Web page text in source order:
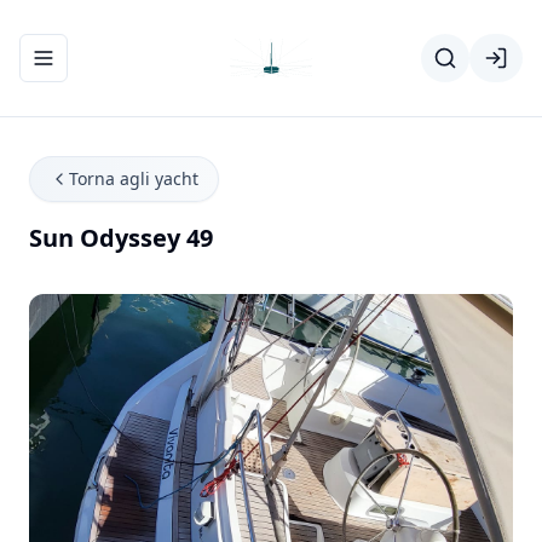
Apri/chiudi menu di navigazione
Torna agli yacht
Sun Odyssey 49